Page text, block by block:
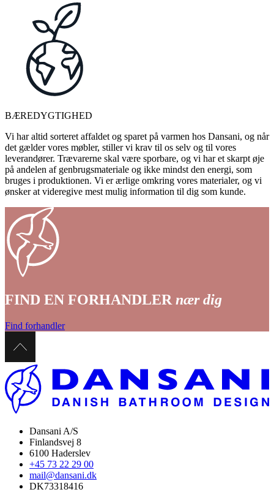
BÆREDYGTIGHED
Vi har altid sorteret affaldet og sparet på varmen hos Dansani, og når
det gælder vores møbler, stiller vi krav til os selv og til vores
leverandører. Trævarerne skal være sporbare, og vi har et skarpt øje
på andelen af genbrugsmateriale og ikke mindst den energi, som
bruges i produktionen. Vi er ærlige omkring vores materialer, og vi
ønsker at videregive mest mulig information til dig som kunde.
FIND EN FORHANDLER nær dig
Find forhandler
Dansani A/S
Finlandsvej 8
6100 Haderslev
+45 73 22 29 00
mail@dansani.dk
DK73318416